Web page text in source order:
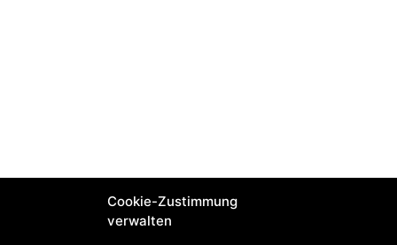
Cookie-Zustimmung
verwalten